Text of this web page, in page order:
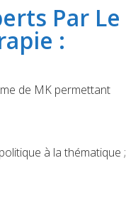
Par Le
:
de MK permettant
à la thématique ;